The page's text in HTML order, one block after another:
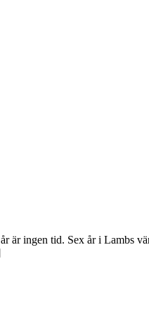
ingen tid. Sex år i Lambs